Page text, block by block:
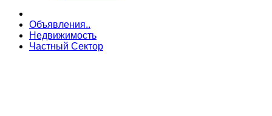
Объявления..
Недвижимость
Частный Сектор